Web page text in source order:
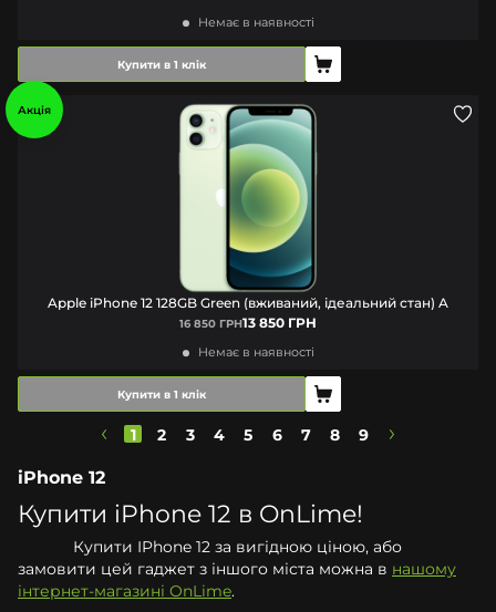
Немає в наявності
Купити в 1 клік
Акція
Apple iPhone 12 128GB Green (вживаний, ідеальний стан) A
16 850 ГРН13 850 ГРН
Немає в наявності
Купити в 1 клік
1 2 3 4 5 6 7 8 9
iPhone 12
Купити iPhone 12 в OnLime!
Купити IPhone 12 за вигідною ціною, або
замовити цей гаджет з іншого міста можна в нашому
інтернет-магазині OnLime.